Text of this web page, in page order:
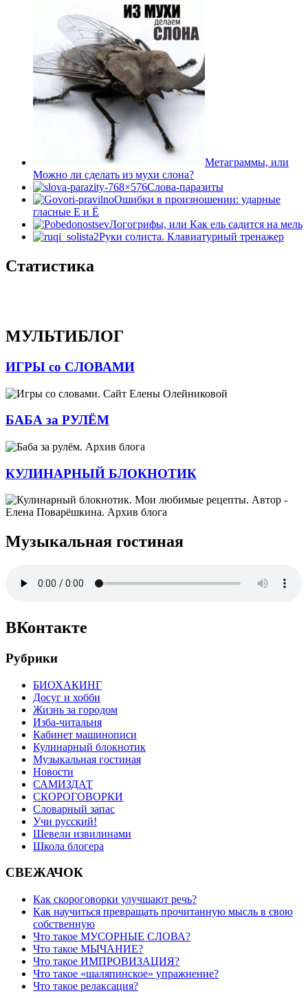
Метаграммы, или
Можно ли сделать из мухи слона?
Слова-паразиты
Ошибки в произношении: ударные
гласные Е и Ё
Логогрифы, или Как ель садится на мель
Руки солиста. Клавиатурный тренажер
Статистика
МУЛЬТИБЛОГ
ИГРЫ со СЛОВАМИ
БАБА за РУЛЁМ
КУЛИНАРНЫЙ БЛОКНОТИК
Музыкальная гостиная
ВКонтакте
Рубрики
БИОХАКИНГ
Досуг и хобби
Жизнь за городом
Изба-читальня
Кабинет машинописи
Кулинарный блокнотик
Музыкальная гостиная
Новости
САМИЗДАТ
СКОРОГОВОРКИ
Словарный запас
Учи русский!
Шевели извилинами
Школа блогера
СВЕЖАЧОК
Как скороговорки улучшают речь?
Как научиться превращать прочитанную мысль в свою
собственную
Что такое МУСОРНЫЕ СЛОВА?
Что такое МЫЧАНИЕ?
Что такое ИМПРОВИЗАЦИЯ?
Что такое «шаляпинское» упражнение?
Что такое релаксация?